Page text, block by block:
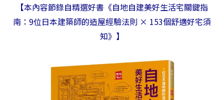
【本內容節錄自精選好書《自地自建美好生活宅關鍵指
南：9位日本建築師的造屋經驗法則 × 153個舒適好宅須
知》】